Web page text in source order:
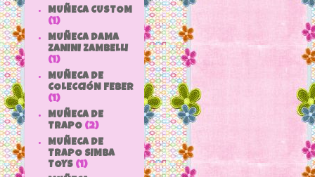
MUÑECA CUSTOM
(1)
MUÑECA DAMA
ZANINI ZAMBELLI
(1)
MUÑECA DE
COLECCIÓN FEBER
(1)
MUÑECA DE
TRAPO (2)
MUÑECA DE
TRAPO SIMBA
TOYS (1)